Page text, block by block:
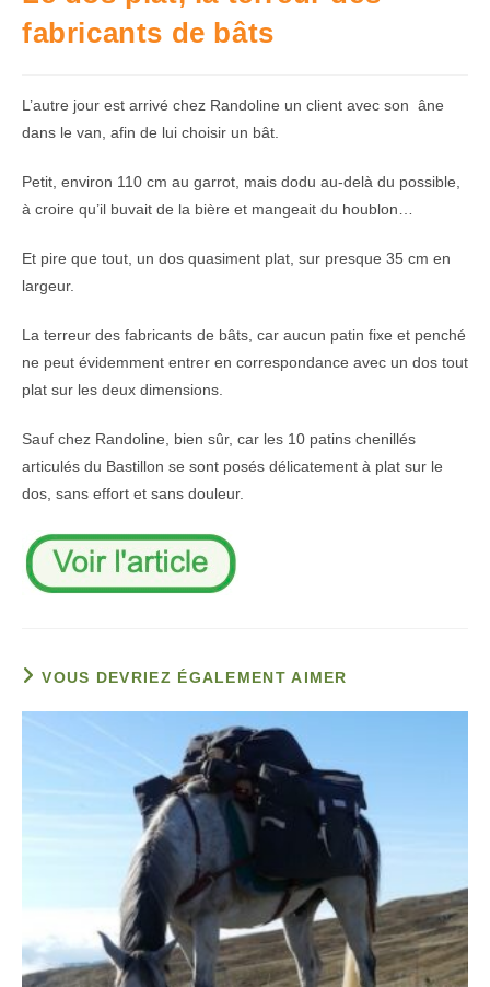
fabricants de bâts
L’autre jour est arrivé chez Randoline un client avec son âne
dans le van, afin de lui choisir un bât.
Petit, environ 110 cm au garrot, mais dodu au-delà du possible,
à croire qu’il buvait de la bière et mangeait du houblon…
Et pire que tout, un dos quasiment plat, sur presque 35 cm en
largeur.
La terreur des fabricants de bâts, car aucun patin fixe et penché
ne peut évidemment entrer en correspondance avec un dos tout
plat sur les deux dimensions.
Sauf chez Randoline, bien sûr, car les 10 patins chenillés
articulés du Bastillon se sont posés délicatement à plat sur le
dos, sans effort et sans douleur.
VOUS DEVRIEZ ÉGALEMENT AIMER